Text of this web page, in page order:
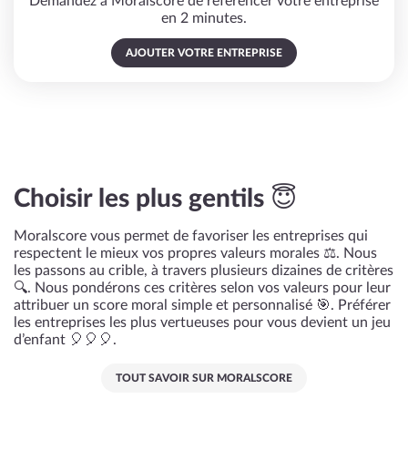
en 2 minutes.
AJOUTER VOTRE ENTREPRISE
Choisir les plus gentils 😇
Moralscore vous permet de favoriser les entreprises qui
respectent le mieux vos propres valeurs morales ⚖️. Nous
les passons au crible, à travers plusieurs dizaines de critères
🔍. Nous pondérons ces critères selon vos valeurs pour leur
attribuer un score moral simple et personnalisé 🎯. Préférer
les entreprises les plus vertueuses pour vous devient un jeu
d’enfant 🎈🎈🎈.
TOUT SAVOIR SUR MORALSCORE